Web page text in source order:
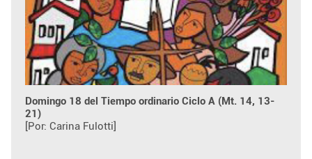
Domingo 18 del Tiempo ordinario Ciclo A (Mt. 14, 13-
21)
[Por: Carina Fulotti]